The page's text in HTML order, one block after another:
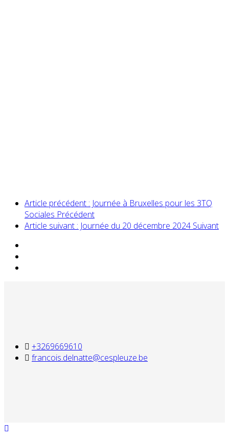
Article précédent : Journée à Bruxelles pour les 3TQ
Sociales Précédent
Article suivant : Journée du 20 décembre 2024 Suivant
+3269669610
francois.delnatte@cespleuze.be